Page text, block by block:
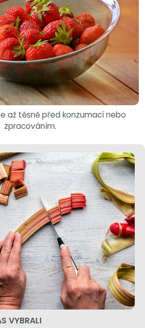
až těsně před konzumací nebo
zpracováním.
VYBRALI